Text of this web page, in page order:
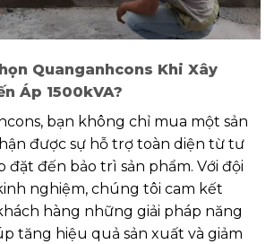
Quanganhcons Khi Xây
Áp 1500kVA?
bạn không chỉ mua một sản
được sự hỗ trợ toàn diện từ tư
đặt đến bảo trì sản phẩm. Với đội
nghiệm, chúng tôi cam kết
hàng những giải pháp năng
tăng hiệu quả sản xuất và giảm